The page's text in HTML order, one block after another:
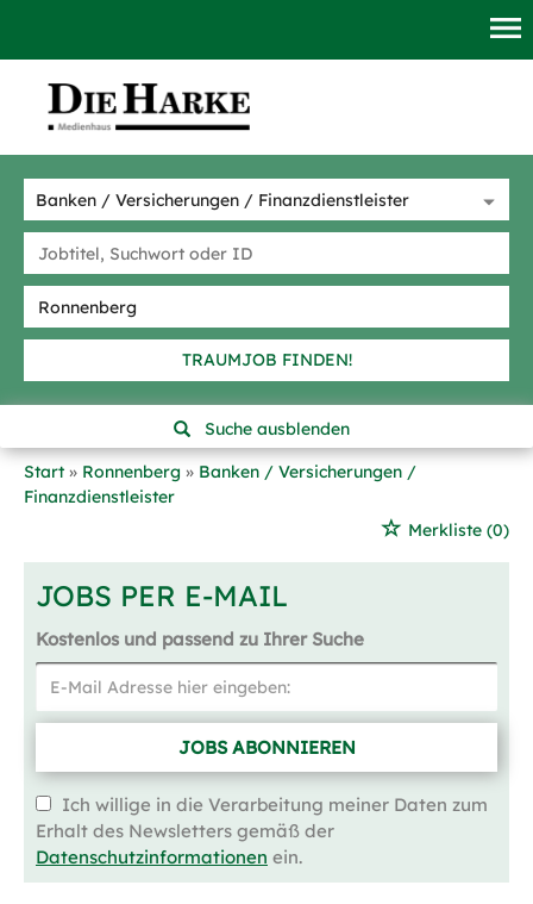
TRAUMJOB FINDEN!
Suche ausblenden
Start
Ronnenberg
Banken / Versicherungen /
Finanzdienstleister
Merkliste (0)
JOBS PER E-MAIL
Kostenlos und passend zu Ihrer Suche
JOBS ABONNIEREN
Ich willige in die Verarbeitung meiner Daten zum
Erhalt des Newsletters gemäß der
Datenschutzinformationen ein.